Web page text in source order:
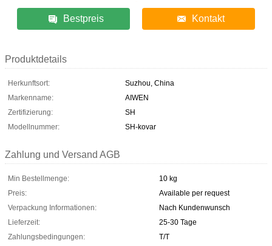
Bestpreis Kontakt
Produktdetails
Herkunftsort:
Suzhou, China
Markenname:
AIWEN
Zertifizierung:
SH
Modellnummer:
SH-kovar
Zahlung und Versand AGB
Min Bestellmenge:
10 kg
Preis:
Available per request
Verpackung Informationen:
Nach Kundenwunsch
Lieferzeit:
25-30 Tage
Zahlungsbedingungen:
T/T